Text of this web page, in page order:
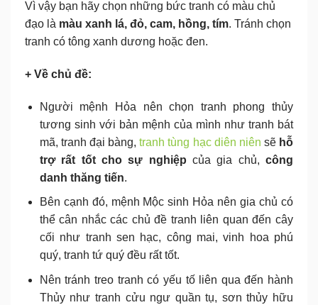
Vì vậy bạn hãy chọn những bức tranh có màu chủ
đạo là màu xanh lá, đỏ, cam, hồng, tím. Tránh chọn
tranh có tông xanh dương hoặc đen.
+ Về chủ đề:
Người mệnh Hỏa nên chọn tranh phong thủy
tương sinh với bản mệnh của mình như tranh bát
mã, tranh đại bàng,tranh tùng hạc diên niên sẽ hỗ
trợ rất tốt cho sự nghiệp của gia chủ,công
danh thăng tiến.
Bên cạnh đó, mệnh Mộc sinh Hỏa nên gia chủ có
thể cân nhắc các chủ đề tranh liên quan đến cây
cối như tranh sen hạc, công mai, vinh hoa phú
quý, tranh tứ quý đều rất tốt.
Nên tránh treo tranh có yếu tố liên qua đến hành
Thủy như tranh cửu ngư quần tụ, sơn thủy hữu